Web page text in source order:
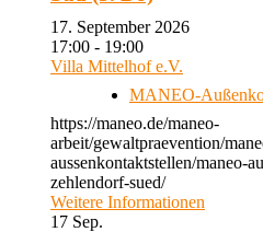
17. September 2026
17:00 - 19:00
Villa Mittelhof e.V.
MANEO-
https://maneo.de/maneo-
arbeit/gewaltpraevention/
aussenkontaktstellen/maneo-
zehlendorf-sued/
Weitere Informationen
17 Sep.